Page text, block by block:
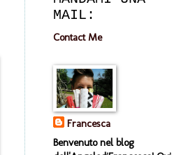
MAIL:
Contact Me
Francesca
Benvenuto nel blog